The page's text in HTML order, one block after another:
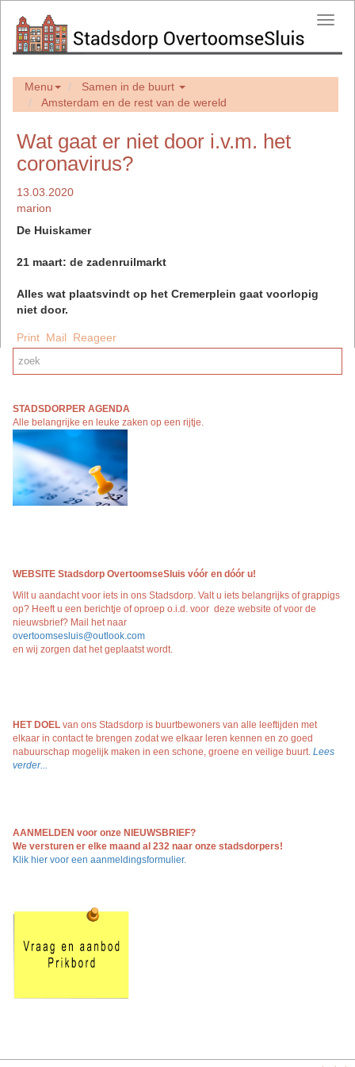
Menu
Samen in de buurt
Amsterdam en de rest van de wereld
Wat gaat er niet door i.v.m. het
coronavirus?
13.03.2020
marion
De Huiskamer
21 maart: de zadenruilmarkt
Alles wat plaatsvindt op het Cremerplein gaat voorlopig
niet door.
Print Mail Reageer
STADSDORPER AGENDA
Alle belangrijke en leuke zaken op een rijtje.
WEBSITE Stadsdorp OvertoomseSluis vóór en dóór u!
Wilt u aandacht voor iets in ons Stadsdorp. Valt u iets belangrijks of grappigs
op? Heeft u een berichtje of oproep o.i.d. voor deze website of voor de
nieuwsbrief? Mail het naar
overtoomsesluis@outlook.com
en wij zorgen dat het geplaatst wordt.
HET DOEL van ons Stadsdorp is buurtbewoners van alle leeftijden met
elkaar in contact te brengen zodat we elkaar leren kennen en zo goed
nabuurschap mogelijk maken in een schone, groene en veilige buurt. Lees
verder...
AANMELDEN voor onze NIEUWSBRIEF?
We versturen er elke maand al 232 naar onze stadsdorpers!
Klik hier voor een aanmeldingsformulier.